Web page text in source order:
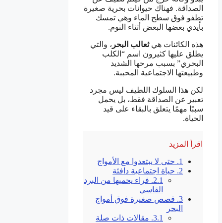
الصداقة. فهناك حيوانات بحرية صغيرة
تطفو فوق سطح الماء وهي تمسك
بأيدي بعضها البعض أثناء النوم.
هذه الكائنات هيثعالب البحر ، والتي
يطلق عليها كثيرون اسم “الكلب
البحري” بسبب مرحها الشديد
وطبيعتها الاجتماعية المحببة.
لكن هذا السلوك اللطيف ليس مجرد
تعبير عن الصداقة فقط، بل يحمل
سببًا مهمًا يتعلق بالبقاء على قيد
الحياة.
اقرأ المزيد
1. حتى لا يبتعدوا مع الأمواج
2. حياة اجتماعية دافئة
2.1. فراء يحميها من البرد
القاسي
3. قصص صغيرة فوق أمواج
البحر
3.1. مقالات ذات صلة